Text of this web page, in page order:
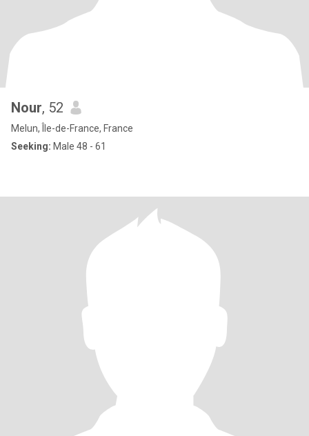
Nour, 52
Melun, Île-de-France, France
Seeking: Male 48 - 61